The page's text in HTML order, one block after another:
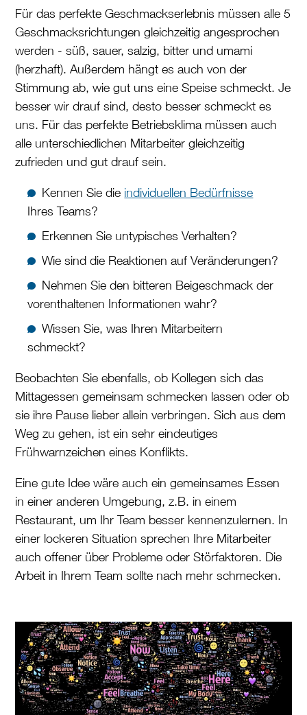
Für das perfekte Geschmackserlebnis müssen alle 5
Geschmacksrichtungen gleichzeitig angesprochen
werden - süß, sauer, salzig, bitter und umami
(herzhaft). Außerdem hängt es auch von der
Stimmung ab, wie gut uns eine Speise schmeckt. Je
besser wir drauf sind, desto besser schmeckt es
uns. Für das perfekte Betriebsklima müssen auch
alle unterschiedlichen Mitarbeiter gleichzeitig
zufrieden und gut drauf sein.
Kennen Sie die individuellen Bedürfnisse
Ihres Teams?
Erkennen Sie untypisches Verhalten?
Wie sind die Reaktionen auf Veränderungen?
Nehmen Sie den bitteren Beigeschmack der
vorenthaltenen Informationen wahr?
Wissen Sie, was Ihren Mitarbeitern
schmeckt?
Beobachten Sie ebenfalls, ob Kollegen sich das
Mittagessen gemeinsam schmecken lassen oder ob
sie ihre Pause lieber allein verbringen. Sich aus dem
Weg zu gehen, ist ein sehr eindeutiges
Frühwarnzeichen eines Konflikts.
Eine gute Idee wäre auch ein gemeinsames Essen
in einer anderen Umgebung, z.B. in einem
Restaurant, um Ihr Team besser kennenzulernen. In
einer lockeren Situation sprechen Ihre Mitarbeiter
auch offener über Probleme oder Störfaktoren. Die
Arbeit in Ihrem Team sollte nach mehr schmecken.